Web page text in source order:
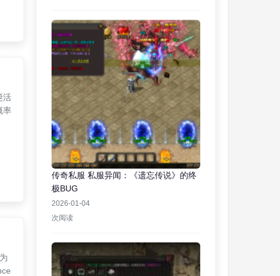
活
率
传奇私服 私服异闻：《遗忘传说》的终
极BUG
2026-01-04
次阅读